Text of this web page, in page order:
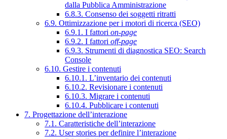
dalla Pubblica Amministrazione
6.8.3. Consenso dei soggetti ritratti
6.9. Ottimizzazione per i motori di ricerca (SEO)
6.9.1. I fattori on-page
6.9.2. I fattori off-page
6.9.3. Strumenti di diagnostica SEO: Search
Console
6.10. Gestire i contenuti
6.10.1. L’inventario dei contenuti
6.10.2. Revisionare i contenuti
6.10.3. Migrare i contenuti
6.10.4. Pubblicare i contenuti
7. Progettazione dell’interazione
7.1. Caratteristiche dell’interazione
7.2. User stories per definire l’interazione